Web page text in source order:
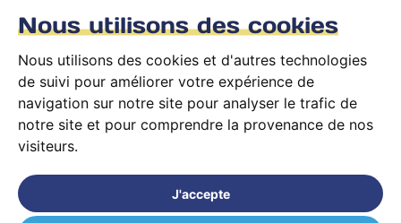
Nous utilisons des cookies
Nous utilisons des cookies et d'autres technologies
de suivi pour améliorer votre expérience de
navigation sur notre site pour analyser le trafic de
notre site et pour comprendre la provenance de nos
visiteurs.
J'accepte
Conditions générales d’utilisation
© 2026 PARCOURS Privé tous droits réservés